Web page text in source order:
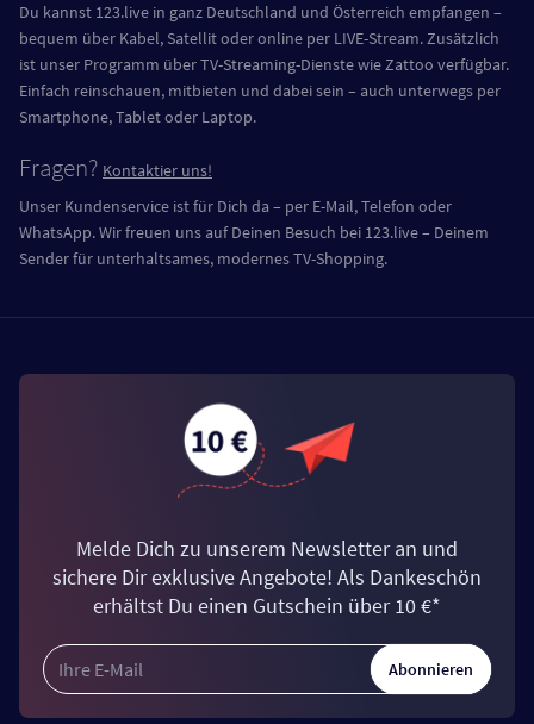
Du kannst 123.live in ganz Deutschland und Österreich empfangen –
bequem über Kabel, Satellit oder online per LIVE-Stream. Zusätzlich
ist unser Programm über TV-Streaming-Dienste wie Zattoo verfügbar.
Einfach reinschauen, mitbieten und dabei sein – auch unterwegs per
Smartphone, Tablet oder Laptop.
Fragen? Kontaktier uns!
Unser Kundenservice ist für Dich da – per E-Mail, Telefon oder
WhatsApp. Wir freuen uns auf Deinen Besuch bei 123.live – Deinem
Sender für unterhaltsames, modernes TV-Shopping.
Melde Dich zu unserem Newsletter an und
sichere Dir exklusive Angebote! Als Dankeschön
erhältst Du einen Gutschein über 10 €*
Abonnieren